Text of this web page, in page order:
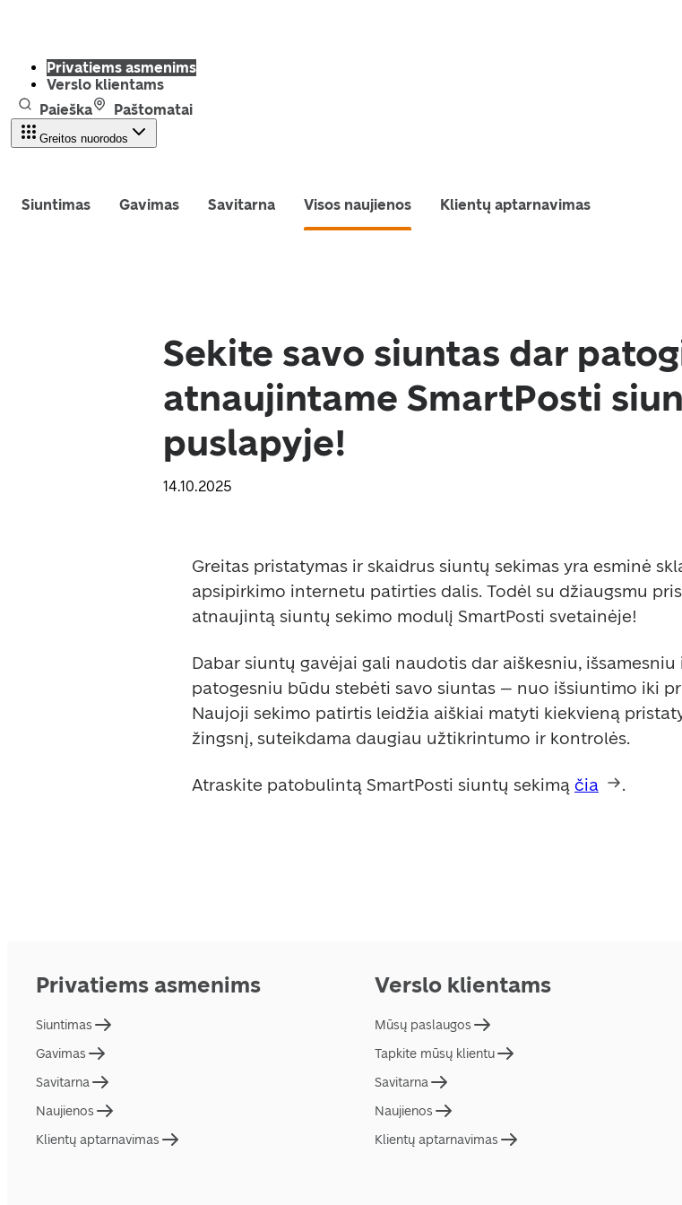
Privatiems asmenims
Verslo klientams
Paieška
Paštomatai
Greitos nuorodos
Siuntimas Gavimas Savitarna Visos naujienos Klientų aptarnavimas
Sekite savo siuntas dar
atnaujintame SmartPosti
puslapyje!
14.10.2025
Greitas pristatymas ir skaidrus siuntų sekimas yra esminė
apsipirkimo internetu patirties dalis. Todėl su džiaugsmu
atnaujintą siuntų sekimo modulį SmartPosti svetainėje!
Dabar siuntų gavėjai gali naudotis dar aiškesniu, išsamesniu
patogesniu būdu stebėti savo siuntas – nuo išsiuntimo iki
Naujoji sekimo patirtis leidžia aiškiai matyti kiekvieną
žingsnį, suteikdama daugiau užtikrintumo ir kontrolės.
Atraskite patobulintą SmartPosti siuntų sekimą čia .
Privatiems asmenims
Siuntimas
Gavimas
Savitarna
Naujienos
Klientų aptarnavimas
Verslo klientams
Mūsų paslaugos
Tapkite mūsų klientu
Savitarna
Naujienos
Klientų aptarnavimas